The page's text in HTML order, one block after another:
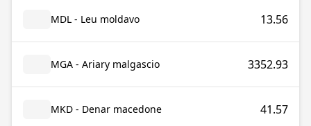
MDL - Leu moldavo 13.56
MGA - Ariary malgascio 3352.93
MKD - Denar macedone 41.57